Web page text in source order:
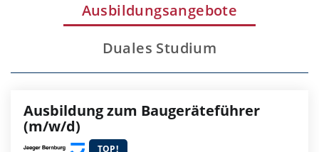
Ausbildungsangebote
Duales Studium
Ausbildung zum Baugeräteführer
(m/w/d)
TOP!